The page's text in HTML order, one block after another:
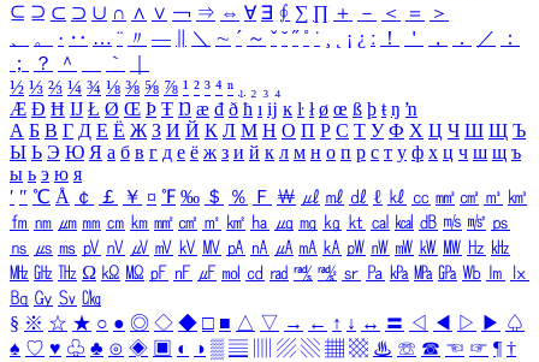
⊆ ⊇ ⊂ ⊃ ∪ ∩ ∧ ∨ ￢ ⇒ ⇔ ∀ ∃ ∮ ∑ ∏ ＋ － ＜ ＝
＞
、
。 · ‥ … ¨ 〃 ― ＼ ∼ ´ ～ ˇ ˘ ˝ ˚ ˙ ¸ ¡ ¿ ː ！ ＇ ， ． ／
：
；
？ ＾ ｀
½ ⅓ ⅔ ¼ ¾ ⅛ ⅜ ⅝ ⅞ ¹ ² ³ ⁴ ⁿ ₁ ₂ ₃ ₄
Æ Ð Ħ Ĳ Ł Ø Œ Þ Ŧ Ŋ æ đ ð ħ ı ĳ ĸ ŀ ł ø œ ß þ ŧ ŋ ŉ
А Б В Г Д Е Ё Ж З И Й К Л М Н О П Р С Т У Ф Х Ц Ч Ш Щ Ъ
Ы Ь Э Ю Я а б в г д е ё ж з и й к л м н о п р с т у ф х ц ч ш щ ъ
ы ь э ю я
′ ″ ℃ Å ￠ ￡ ￥ ¤ ℉ ‰ ＄ ％ Ｆ ￦ ㎕ ㎖ ㎗ ℓ ㎘ ㏄ ㎣ ㎤ ㎥ ㎦
㎙ ㎚ ㎛ ㎜ ㎝ ㎞ ㎟ ㎠ ㎡ ㎢ ㏊ ㎍ ㎎ ㎏ ㏏ ㎈ ㎉ ㏈ ㎧ ㎨ ㎰
㎱ ㎲ ㎳ ㎴ ㎵ ㎶ ㎷ ㎸ ㎹ ㎀ ㎁ ㎂ ㎃ ㎄ ㎺ ㎻ ㎽ ㎾ ㎿ ㎐ ㎑
㎒ ㎓ ㎔ Ω ㏀ ㏁ ㎊ ㎋ ㎌ ㏖ ㏅ ㎭ ㎮ ㎯ ㏛ ㎩ ㎪ ㎫ ㎬ ㏝ ㏐
㏓
㏃ ㏉ ㏜ ㏆
§ ※ ☆ ★ ○ ● ◎ ◇ ◆ □ ■ △ ▽ → ← ↑ ↓ ↔ 〓 ◁ ◀ ▷ ▶ ♤
♠ ♡ ♥ ♧ ♣ ⊙ ◈ ▣ ◐ ◑ ▒ ▤ ▨ ▧ ▦ ▩ ♨ ☏ ☎ ☜ ☞ ¶ †